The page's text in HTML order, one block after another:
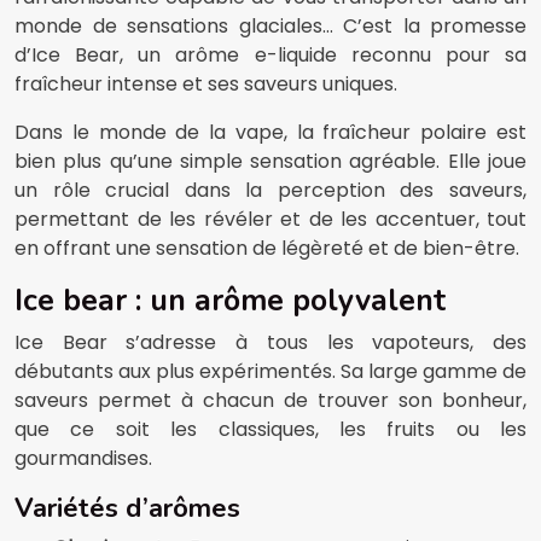
monde de sensations glaciales… C’est la promesse
d’Ice Bear, un arôme e-liquide reconnu pour sa
fraîcheur intense et ses saveurs uniques.
Dans le monde de la vape, la fraîcheur polaire est
bien plus qu’une simple sensation agréable. Elle joue
un rôle crucial dans la perception des saveurs,
permettant de les révéler et de les accentuer, tout
en offrant une sensation de légèreté et de bien-être.
Ice bear : un arôme polyvalent
Ice Bear s’adresse à tous les vapoteurs, des
débutants aux plus expérimentés. Sa large gamme de
saveurs permet à chacun de trouver son bonheur,
que ce soit les classiques, les fruits ou les
gourmandises.
Variétés d’arômes